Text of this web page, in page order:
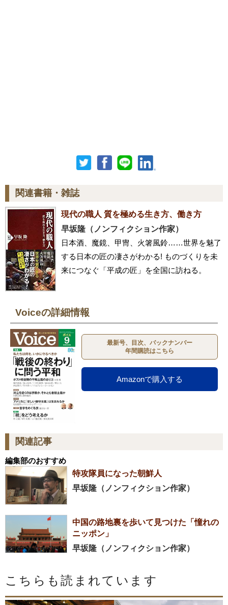
関連書籍・雑誌
現代の職人 質を極める生き方、働き方
早坂隆（ノンフィクション作家）
日本酒、魔鏡、甲冑、火箸風鈴……世界を魅了
する日本の匠の凄さがわかる! ものづくりを未
来につなぐ「平成の匠」を全国に訪ねる。
Voiceの詳細情報
最新号、目次、バックナンバー
年間購読はこちら
Amazonで購入する
関連記事
編集部のおすすめ
特攻隊員になった朝鮮人
早坂隆（ノンフィクション作家）
中国の路地裏を歩いて見つけた「憧れの
ニッポン」
早坂隆（ノンフィクション作家）
こちらも読まれています